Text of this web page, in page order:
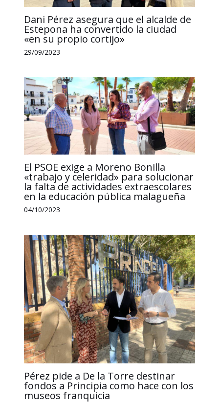
Dani Pérez asegura que el alcalde de
Estepona ha convertido la ciudad
«en su propio cortijo»
29/09/2023
El PSOE exige a Moreno Bonilla
«trabajo y celeridad» para solucionar
la falta de actividades extraescolares
en la educación pública malagueña
04/10/2023
Pérez pide a De la Torre destinar
fondos a Principia como hace con los
museos franquicia